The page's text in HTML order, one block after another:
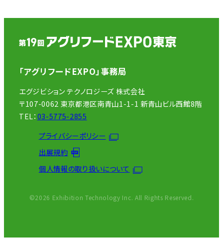
「アグリフードEXPO」事務局
エグジビション テクノロジーズ 株式会社
〒107-0062 東京都港区南青山1-1-1 新青山ビル西館8階
TEL：03-5775-2855
プライバシーポリシー
出展規約
個人情報の取り扱いについて
©2026 Exhibition Technology Inc. All Rights Reserved.